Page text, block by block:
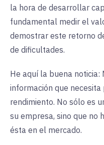
la hora de desarrollar
fundamental medir el
demostrar este retorno
de dificultades.
He aquí la buena
información que
rendimiento. No sólo es
su empresa, sino que no
ésta en el mercado.